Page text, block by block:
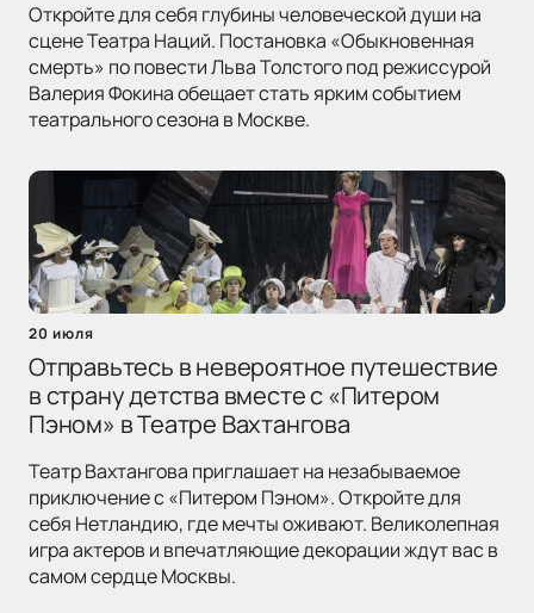
Откройте для себя глубины человеческой души на
сцене Театра Наций. Постановка «Обыкновенная
смерть» по повести Льва Толстого под режиссурой
Валерия Фокина обещает стать ярким событием
театрального сезона в Москве.
20 июля
Отправьтесь в невероятное путешествие
в страну детства вместе с «Питером
Пэном» в Театре Вахтангова
Театр Вахтангова приглашает на незабываемое
приключение с «Питером Пэном». Откройте для
себя Нетландию, где мечты оживают. Великолепная
игра актеров и впечатляющие декорации ждут вас в
самом сердце Москвы.